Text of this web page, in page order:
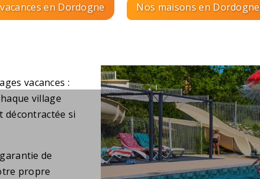
en Dordogne Nos maisons en Dordogne
vacances :
village
décontractée si
de
propre